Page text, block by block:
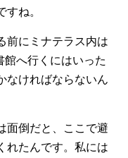
ね。
前にミナテラス内は
へ行くにはいった
なければならないん
面倒だと、ここで避
れたんです。私には